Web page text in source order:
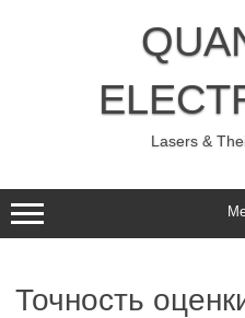
Lasers &
Точность